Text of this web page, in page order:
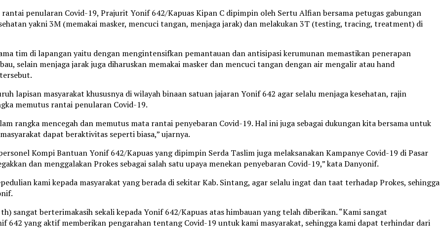
penularan Covid-19, Prajurit Yonif 642/Kapuas Kipan C dipimpin oleh Sertu Alfian bersama petugas gabungan
yakni 3M (memakai masker, mencuci tangan, menjaga jarak) dan melakukan 3T (testing, tracing, treatment) di
tim di lapangan yaitu dengan mengintensifkan pemantauan dan antisipasi kerumunan memastikan penerapan
selain menjaga jarak juga diharuskan memakai masker dan mencuci tangan dengan air mengalir atau hand
lapisan masyarakat khususnya di wilayah binaan satuan jajaran Yonif 642 agar selalu menjaga kesehatan, rajin
memutus rantai penularan Covid-19.
rangka mencegah dan memutus mata rantai penyebaran Covid-19. Hal ini juga sebagai dukungan kita bersama untuk
dapat beraktivitas seperti biasa,” ujarnya.
Kompi Bantuan Yonif 642/Kapuas yang dipimpin Serda Taslim juga melaksanakan Kampanye Covid-19 di Pasar
dan menggalakan Prokes sebagai salah satu upaya menekan penyebaran Covid-19,” kata Danyonif.
kami kepada masyarakat yang berada di sekitar Kab. Sintang, agar selalu ingat dan taat terhadap Prokes, sehingga
sangat berterimakasih sekali kepada Yonif 642/Kapuas atas himbauan yang telah diberikan. “Kami sangat
642 yang aktif memberikan pengarahan tentang Covid-19 untuk kami masyarakat, sehingga kami dapat terhindar dari